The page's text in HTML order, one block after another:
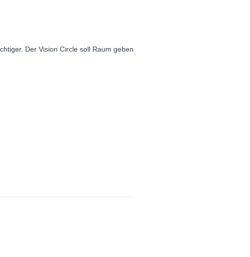
Der Vision Circle soll Raum geben